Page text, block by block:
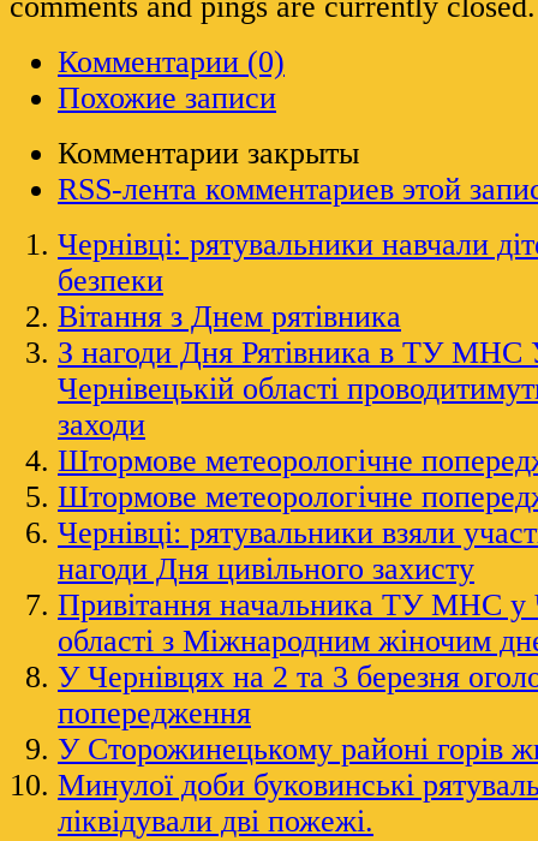
comments and pings are currently closed.
Комментарии (0)
Похожие записи
Комментарии закрыты
RSS-лента комментариев этой
Чернівці: рятувальники навчали
безпеки
Вітання з Днем рятівника
З нагоди Дня Рятівника в ТУ МНС
Чернівецькій області
заходи
Штормове метеорологічне
Штормове метеорологічне
Чернівці: рятувальники взяли
нагоди Дня цивільного захисту
Привітання начальника ТУ МНС у
області з Міжнародним жіночим
У Чернівцях на 2 та 3 березня
попередження
У Сторожинецькому районі горів
Минулої доби буковинські
ліквідували дві пожежі.